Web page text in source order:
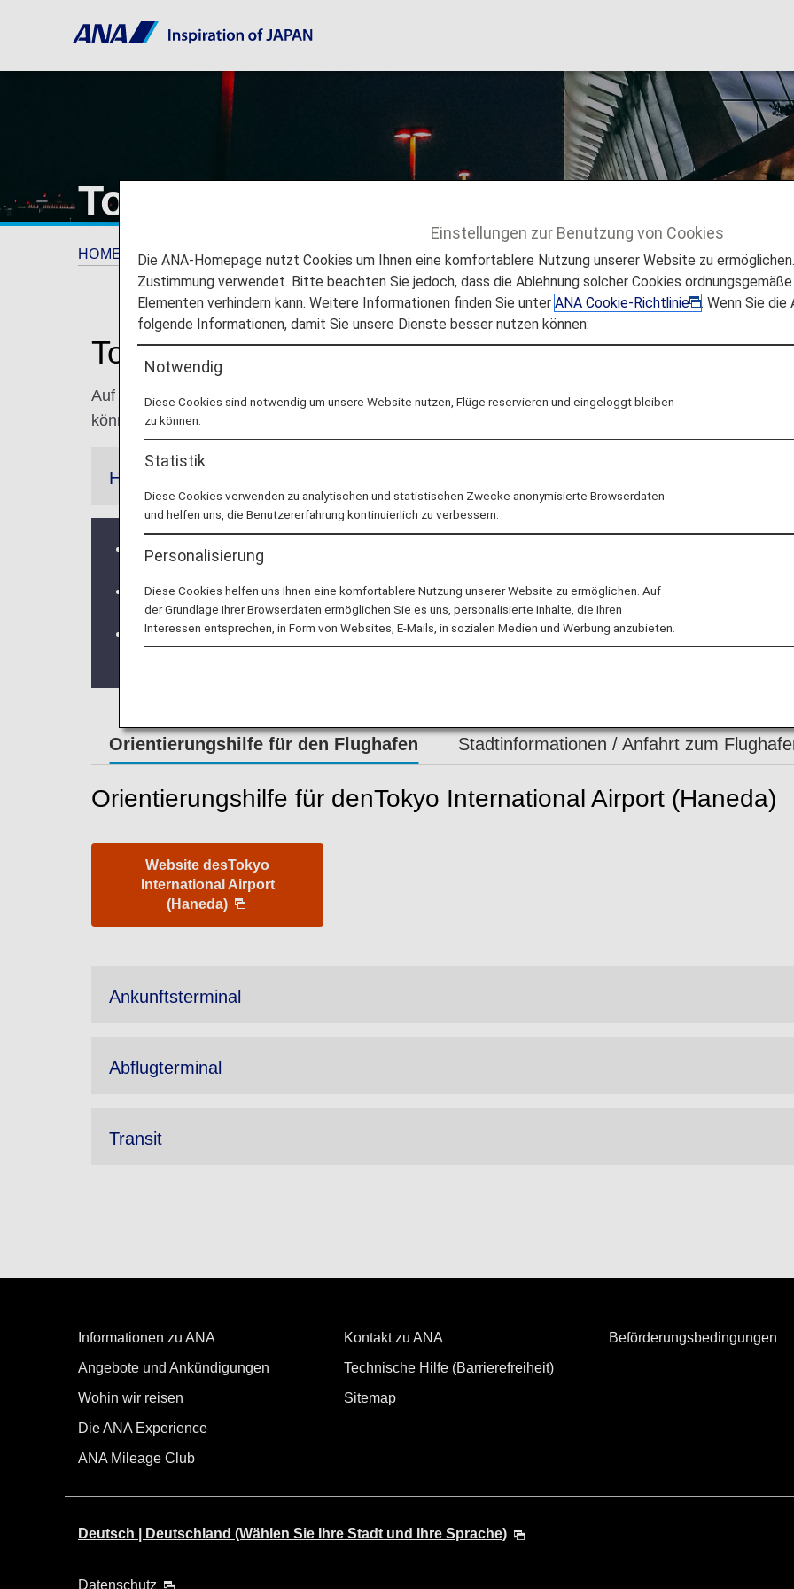
Tokyo International Airport (Haneda)
HOME Reiseinformationen Informationen zum Flughafen und zur Stadt Tokyo International Airport
Tokyo International Airport (Haneda)
Auf dieser Seite finden Sie die Informationen, die Sie benötigen, um sich im Tokyo International
können.
Hinweis
Passagiere auf internationalen Flügen, die am Flughafen Tokio-Haneda starten und
Wenn Sie nach Japan reisen oder zurückkehren, nutzen Sie bitteVisit Japan Web (ein
Passagiere, die die Quarantäne für Tiere und/oder Pflanzen durchlaufen müssen, begeben
Orientierungshilfe für den Flughafen Stadtinformationen / Anfahrt zum
Orientierungshilfe für denTokyo International Airport (Haneda)
Website desTokyo
International Airport
(Haneda)
Ankunftsterminal
Abflugterminal
Transit
Informationen zu ANA
Angebote und Ankündigungen
Wohin wir reisen
Die ANA Experience
ANA Mileage Club
Kontakt zu ANA
Technische Hilfe (Barrierefreiheit)
Sitemap
Beförderungsbedingungen
Deutsch | Deutschland (Wählen Sie Ihre Stadt und Ihre Sprache)
Datenschutz
Einstellungen zur Benutzung von Cookies
Die ANA-Homepage nutzt Cookies um Ihnen eine komfortablere Nutzung unserer Website zu
Zustimmung verwendet. Bitte beachten Sie jedoch, dass die Ablehnung solcher Cookies
Elementen verhindern kann. Weitere Informationen finden Sie unterANA Cookie-Richtlinie
. Wenn Sie
folgende Informationen, damit Sie unsere Dienste besser nutzen können:
Notwendig
Diese Cookies sind notwendig um unsere Website nutzen, Flüge reservieren und eingeloggt bleiben
zu können.
Statistik
Diese Cookies verwenden zu analytischen und statistischen Zwecke anonymisierte Browserdaten
und helfen uns, die Benutzererfahrung kontinuierlich zu verbessern.
Personalisierung
Diese Cookies helfen uns Ihnen eine komfortablere Nutzung unserer Website zu ermöglichen. Auf
der Grundlage Ihrer Browserdaten ermöglichen Sie es uns, personalisierte Inhalte, die Ihren
Interessen entsprechen, in Form von Websites, E-Mails, in sozialen Medien und Werbung anzubieten.